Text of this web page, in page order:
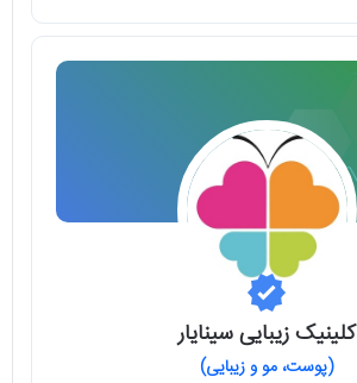
کلینیک زیبایی سینایار
(پوست، مو و زیبایی)